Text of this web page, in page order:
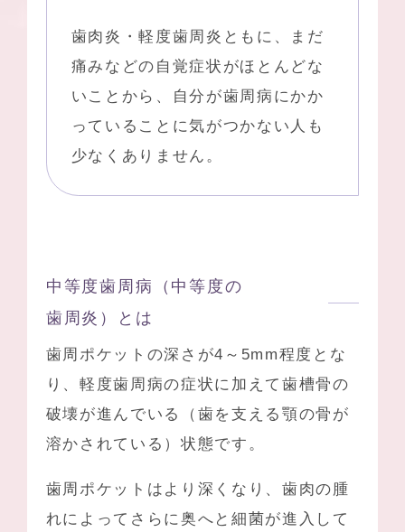
歯肉炎・軽度歯周炎ともに、まだ
痛みなどの自覚症状がほとんどな
いことから、自分が歯周病にかか
っていることに気がつかない人も
少なくありません。
中等度歯周病（中等度の
歯周炎）とは
歯周ポケットの深さが4～5mm程度とな
り、軽度歯周病の症状に加えて歯槽骨の
破壊が進んでいる（歯を支える顎の骨が
溶かされている）状態です。
歯周ポケットはより深くなり、歯肉の腫
れによってさらに奥へと細菌が進入して